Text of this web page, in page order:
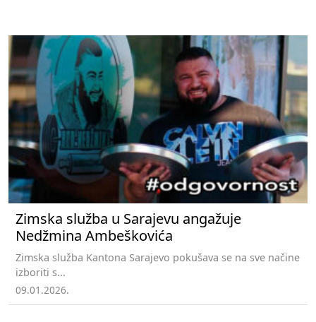
Zimska služba u Sarajevu angažuje
Nedžmina Ambeškovića
Zimska služba Kantona Sarajevo pokušava se na sve načine
izboriti s...
09.01.2026.